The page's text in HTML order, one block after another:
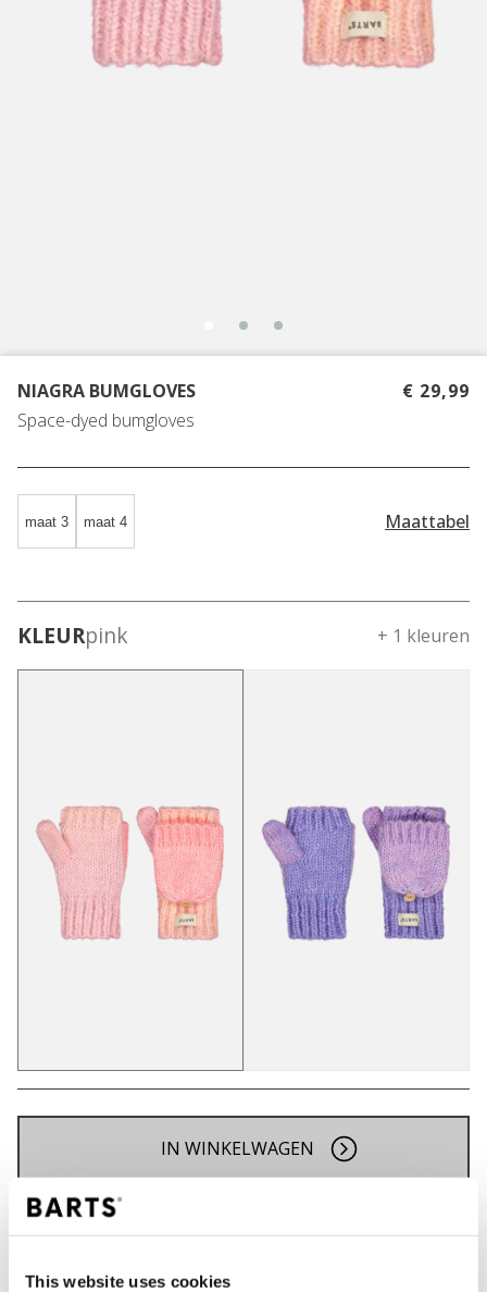
This website uses cookies
NIAGRA BUMGLOVES
Space-dyed bumgloves
€ 29,99
maat 3 maat 4 Maattabel
KLEURpink + 1 kleuren
IN WINKELWAGEN
Gratis verzending voor orders boven € 50,- binnen